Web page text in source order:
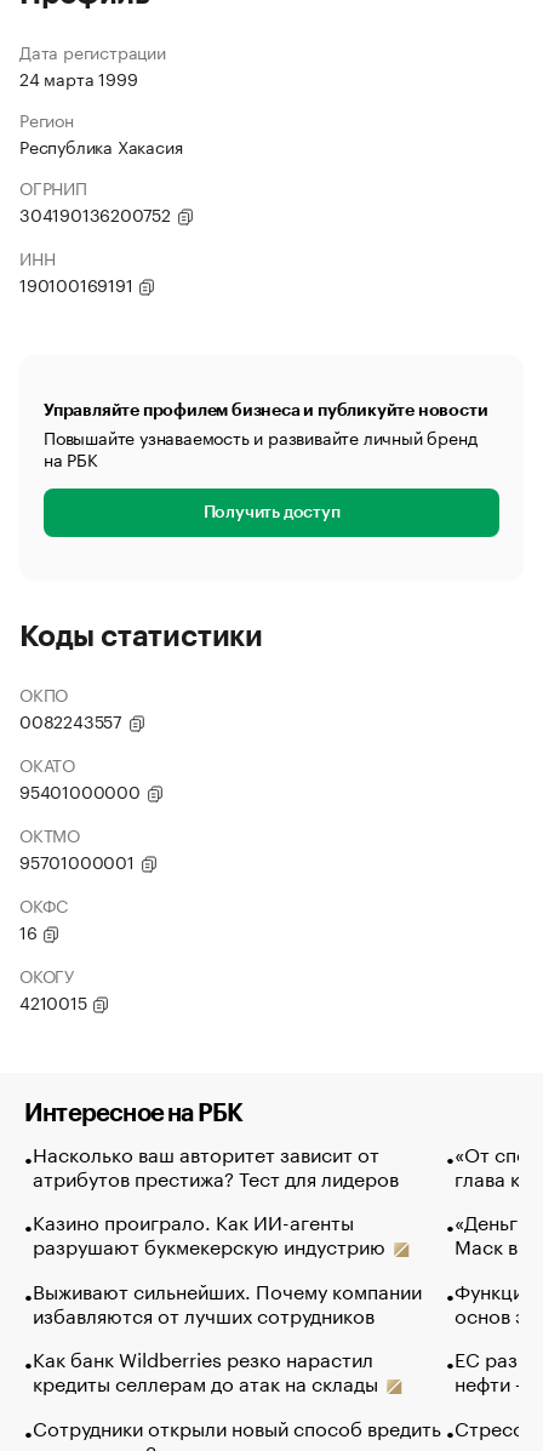
Дата регистрации
24 марта 1999
Регион
Республика Хакасия
ОГРНИП
304190136200752
ИНН
190100169191
Управляйте профилем бизнеса и публикуйте новости
Повышайте узнаваемость и развивайте личный бренд
на РБК
Получить доступ
Коды статистики
ОКПО
0082243557
ОКАТО
95401000000
ОКТМО
95701000001
ОКФС
16
ОКОГУ
4210015
Интересное на РБК
Насколько ваш авторитет зависит от
атрибутов престижа? Тест для лидеров
Казино проиграло. Как ИИ-агенты
разрушают букмекерскую индустрию
Выживают сильнейших. Почему компании
избавляются от лучших сотрудников
Как банк Wildberries резко нарастил
кредиты селлерам до атак на склады
Сотрудники открыли новый способ вредить
«От
глава
«Деньги
Маск в
Функции
основ
ЕС
нефти —
Стресс